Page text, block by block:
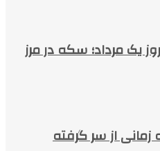
یک مرداد؛ سکه در مرز
از سر گرفته